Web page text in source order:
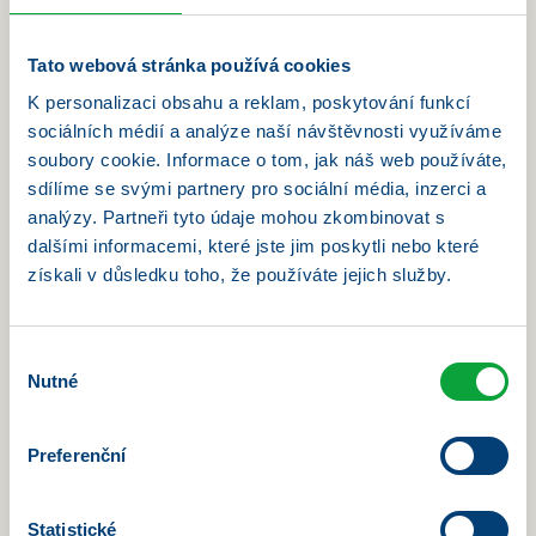
Tato webová stránka používá cookies
K personalizaci obsahu a reklam, poskytování funkcí
sociálních médií a analýze naší návštěvnosti využíváme
soubory cookie. Informace o tom, jak náš web používáte,
sdílíme se svými partnery pro sociální média, inzerci a
analýzy. Partneři tyto údaje mohou zkombinovat s
dalšími informacemi, které jste jim poskytli nebo které
získali v důsledku toho, že používáte jejich služby.
souhlasu
Nutné
Preferenční
Statistické
wellbeingu pacientek.
Zobrazit detail
MUDr. Renata Šimandlová
diabetologie, endokrinologie
MUDr. Renata Šimandlová vystudovala 2.
lékařskou fakultu Univerzity Karlovy v Praze, obor
všeobecné lékařství.
Specializuje se na diabetologii a endokrinologii a
metabolickými a hormonálními onemocněními.
odděleních, tak v ambulantním provozu, mimo
Ve své praxi se věnuje komplexní péči o pacienty
s diabetem 1. i 2. typu, včetně pacientů léčených
onemocnění štítné žlázy.
Jejím cílem je poskytovat kvalitní a moderní